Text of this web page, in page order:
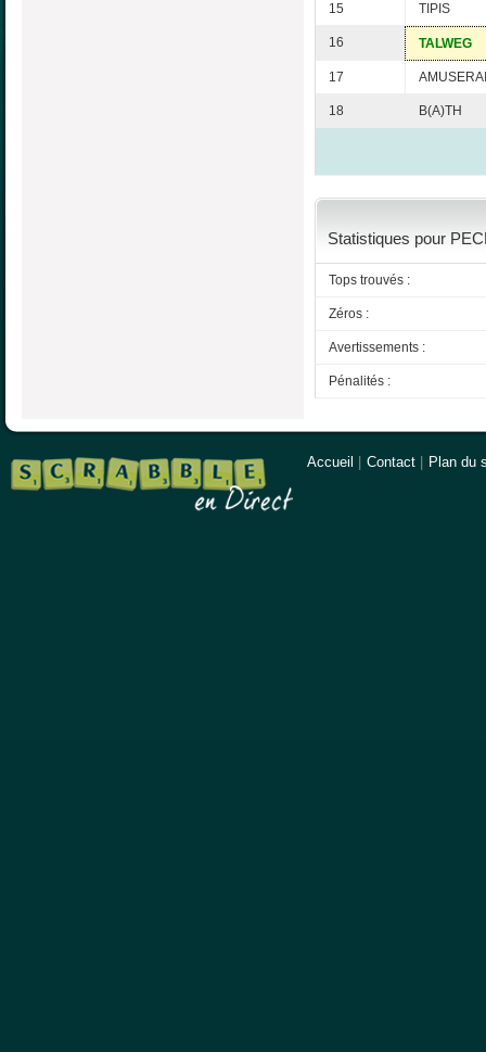
15 TIPIS
16 TALWEG
17 AMUSERAI
18 B(A)TH
Statistiques pour
Tops trouvés :
Zéros :
Avertissements :
Pénalités :
Accueil Contact Plan du